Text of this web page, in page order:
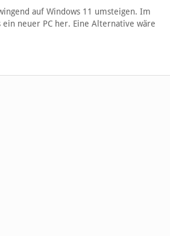
auf Windows 11 umsteigen. Im
neuer PC her. Eine Alternative wäre